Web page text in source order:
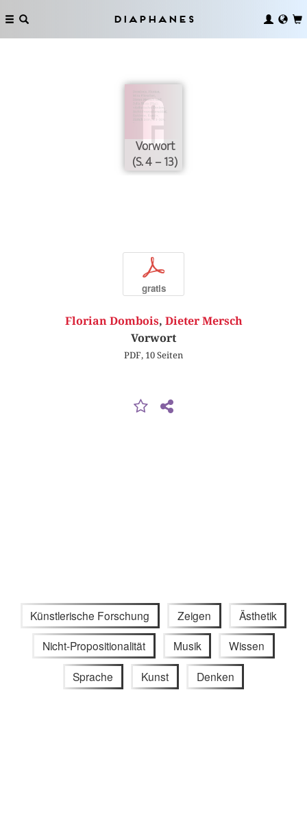
Diaphanes
Vorwort
(S. 4 – 13)
p
gratis
Florian Dombois, Dieter Mersch
Vorwort
PDF, 10 Seiten
Künstlerische Forschung Zeigen Ästhetik
Nicht-Propositionalität Musik Wissen
Sprache Kunst Denken